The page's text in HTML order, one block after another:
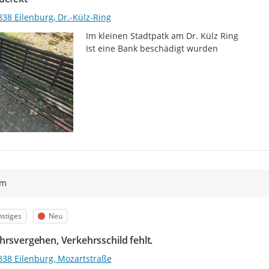
Eilenburg, Dr.-Külz-Ring
Im kleinen Stadtpatk am Dr. Külz Ring
Ist eine Bank beschädigt wurden
Status
Neu
Verkehrsschild fehlt.
Eilenburg, Mozartstraße